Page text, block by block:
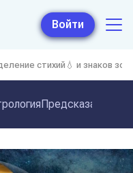
Войти
стихий💧 и знаков